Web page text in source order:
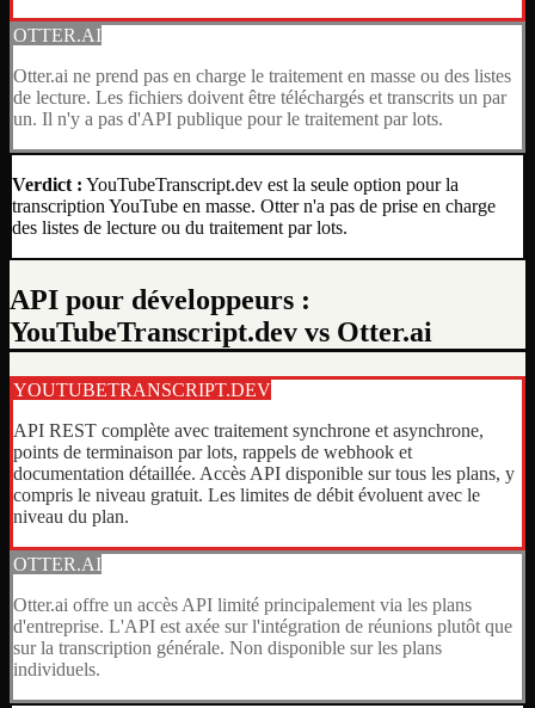
OTTER.AI
Otter.ai ne prend pas en charge le traitement en masse ou des listes
de lecture. Les fichiers doivent être téléchargés et transcrits un par
un. Il n'y a pas d'API publique pour le traitement par lots.
Verdict : YouTubeTranscript.dev est la seule option pour la
transcription YouTube en masse. Otter n'a pas de prise en charge
des listes de lecture ou du traitement par lots.
API pour développeurs :
YouTubeTranscript.dev vs Otter.ai
YOUTUBETRANSCRIPT.DEV
API REST complète avec traitement synchrone et asynchrone,
points de terminaison par lots, rappels de webhook et
documentation détaillée. Accès API disponible sur tous les plans, y
compris le niveau gratuit. Les limites de débit évoluent avec le
niveau du plan.
OTTER.AI
Otter.ai offre un accès API limité principalement via les plans
d'entreprise. L'API est axée sur l'intégration de réunions plutôt que
sur la transcription générale. Non disponible sur les plans
individuels.